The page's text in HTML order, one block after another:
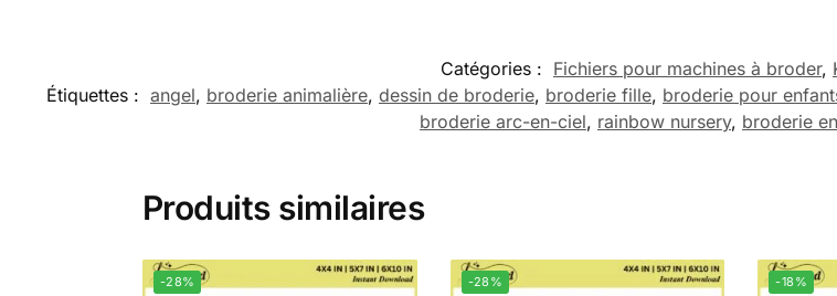
Catégories : Fichiers pour machines à broder,
Étiquettes : angel, broderie animalière, dessin de broderie, broderie fille, broderie pour
broderie arc-en-ciel, rainbow nursery, broderie
Produits similaires
-28% -28% -18%